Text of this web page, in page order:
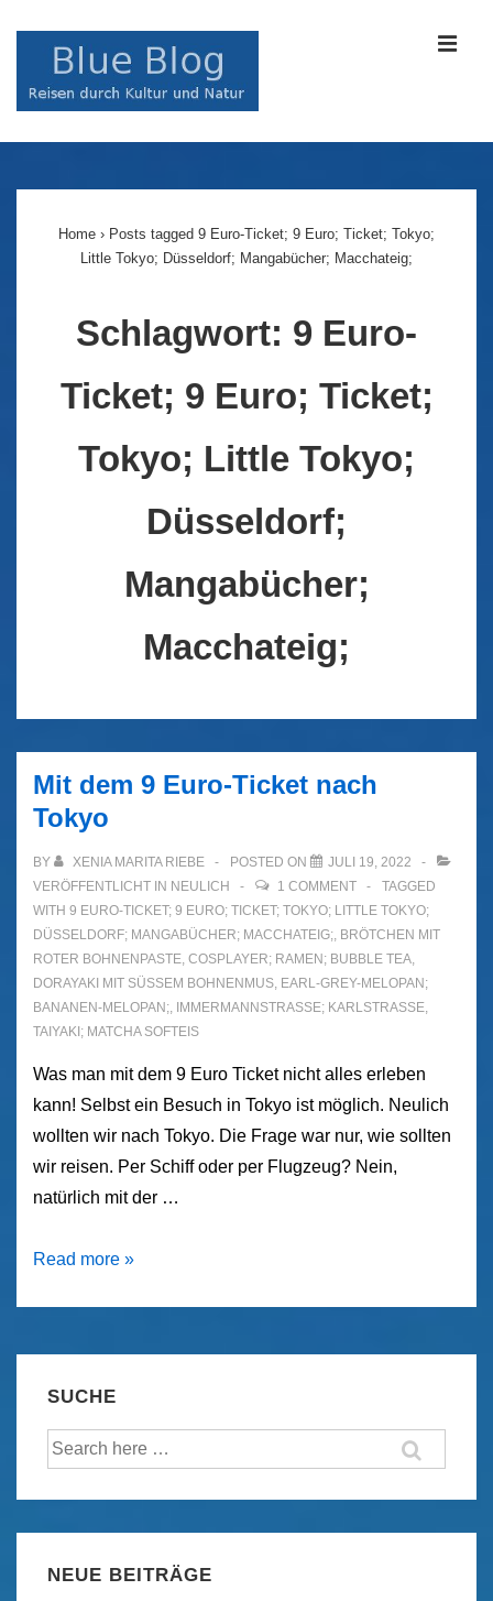
Navigation
Home › Posts tagged 9 Euro-Ticket; 9 Euro; Ticket; Tokyo;
Little Tokyo; Düsseldorf; Mangabücher; Macchateig;
Schlagwort: 9 Euro-
Ticket; 9 Euro; Ticket;
Tokyo; Little Tokyo;
Düsseldorf;
Mangabücher;
Macchateig;
Mit dem 9 Euro-Ticket nach
Tokyo
BY XENIA MARITA RIEBE POSTED ON
JULI 19, 2022
VERÖFFENTLICHT IN NEULICH 1 COMMENT
TAGGED
WITH 9 EURO-TICKET; 9 EURO; TICKET; TOKYO; LITTLE TOKYO;
DÜSSELDORF; MANGABÜCHER; MACCHATEIG;, BRÖTCHEN MIT
ROTER BOHNENPASTE, COSPLAYER; RAMEN; BUBBLE TEA,
DORAYAKI MIT SÜSSEM BOHNENMUS
, EARL-GREY-MELOPAN;
BANANEN-MELOPAN;, IMMERMANNSTRASSE; KARLSTRASSE
,
TAIYAKI; MATCHA SOFTEIS
Was man mit dem 9 Euro Ticket nicht alles erleben
kann! Selbst ein Besuch in Tokyo ist möglich. Neulich
wollten wir nach Tokyo. Die Frage war nur, wie sollten
wir reisen. Per Schiff oder per Flugzeug? Nein,
natürlich mit der …
Mit
Euro-
Tokyo
Read more »
SUCHE
Suche
NEUE BEITRÄGE